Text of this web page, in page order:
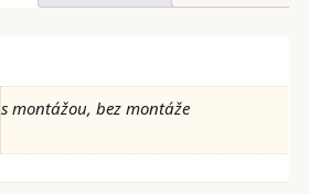
s montážou, bez montáže